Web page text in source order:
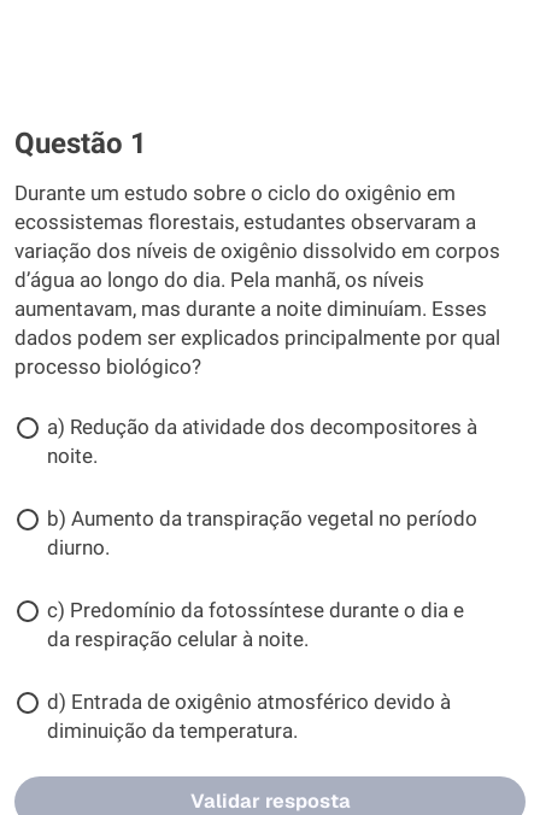
Questão 1
Durante um estudo sobre o ciclo do oxigênio em
ecossistemas florestais, estudantes observaram a
variação dos níveis de oxigênio dissolvido em corpos
dʼágua ao longo do dia. Pela manhã, os níveis
aumentavam, mas durante a noite diminuíam. Esses
dados podem ser explicados principalmente por qual
processo biológico?
a) Redução da atividade dos decompositores à
noite.
b) Aumento da transpiração vegetal no período
diurno.
c) Predomínio da fotossíntese durante o dia e
da respiração celular à noite.
d) Entrada de oxigênio atmosférico devido à
diminuição da temperatura.
Validar resposta